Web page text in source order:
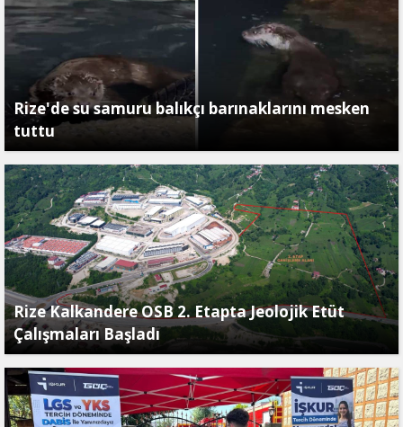
Rize'de su samuru balıkçı barınaklarını mesken
tuttu
Rize Kalkandere OSB 2. Etapta Jeolojik Etüt
Çalışmaları Başladı